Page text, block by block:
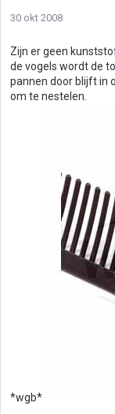
30 okt 2008
Zijn er geen
de vogels wordt de
pannen door blijft in
om te nestelen.
*wgb*